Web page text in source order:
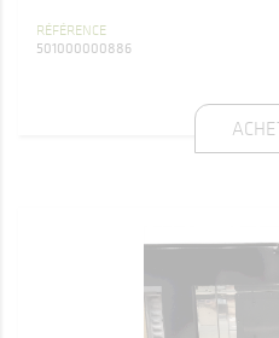
RÉFÉRENCE
501000000886